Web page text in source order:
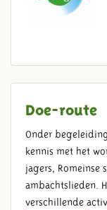
Doe-route
Onder
kennis met het
jagers, Romeinse
ambachtslieden.
verschillende